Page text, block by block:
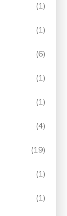
(1)
(1)
(6)
(1)
(1)
(4)
(19)
(1)
(1)